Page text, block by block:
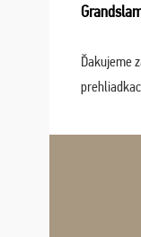
Ďakujeme
spomínať a